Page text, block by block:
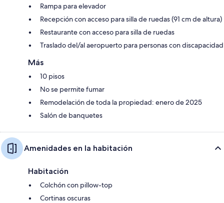
Rampa para elevador
Recepción con acceso para silla de ruedas (91 cm de altura)
Restaurante con acceso para silla de ruedas
Traslado del/al aeropuerto para personas con discapacidad
Más
10 pisos
No se permite fumar
Remodelación de toda la propiedad: enero de 2025
Salón de banquetes
Amenidades en la habitación
Habitación
Colchón con pillow-top
Cortinas oscuras